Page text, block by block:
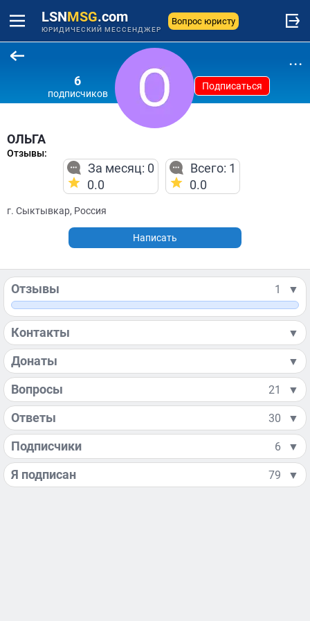
LSNMSG.com
ЮРИДИЧЕСКИЙ МЕССЕНДЖЕР
Вопрос юристу
6
подписчиков
Подписаться
...
ОЛЬГА
Отзывы:
За месяц: 0
0.0
Всего: 1
0.0
г. Сыктывкар, Россия
Написать
Отзывы 1 ▼
Контакты ▼
Донаты ▼
Вопросы 21 ▼
Ответы 30 ▼
Подписчики 6 ▼
Я подписан 79 ▼